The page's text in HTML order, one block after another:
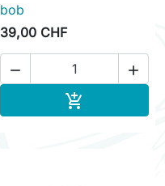
bob
39,00 CHF
 
